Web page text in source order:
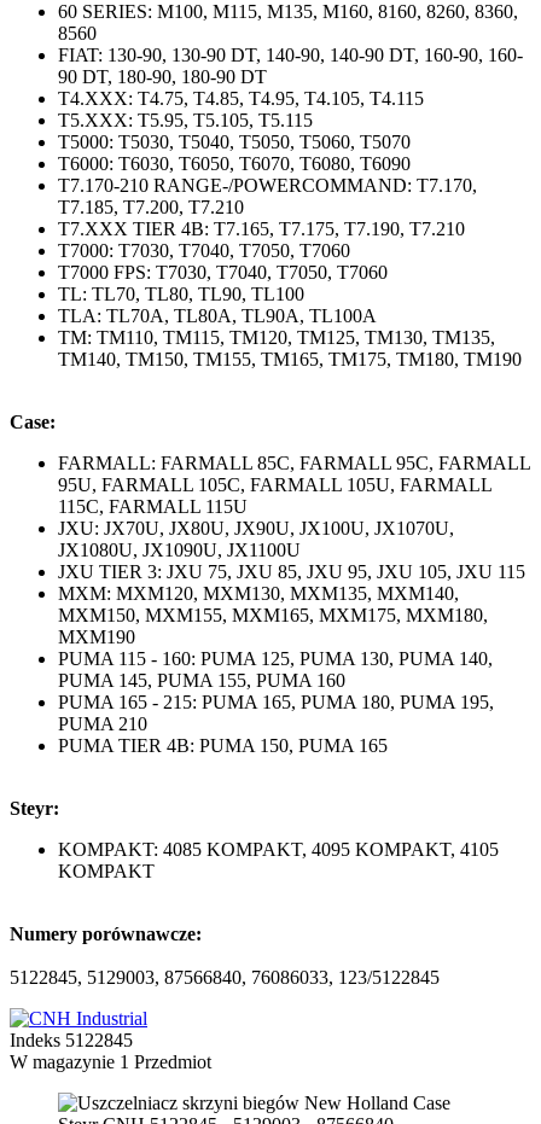
60 SERIES: M100, M115, M135, M160, 8160, 8260, 8360,
8560
FIAT: 130-90, 130-90 DT, 140-90, 140-90 DT, 160-90, 160-
90 DT, 180-90, 180-90 DT
T4.XXX: T4.75, T4.85, T4.95, T4.105, T4.115
T5.XXX: T5.95, T5.105, T5.115
T5000: T5030, T5040, T5050, T5060, T5070
T6000: T6030, T6050, T6070, T6080, T6090
T7.170-210 RANGE-/POWERCOMMAND: T7.170,
T7.185, T7.200, T7.210
T7.XXX TIER 4B: T7.165, T7.175, T7.190, T7.210
T7000: T7030, T7040, T7050, T7060
T7000 FPS: T7030, T7040, T7050, T7060
TL: TL70, TL80, TL90, TL100
TLA: TL70A, TL80A, TL90A, TL100A
TM: TM110, TM115, TM120, TM125, TM130, TM135,
TM140, TM150, TM155, TM165, TM175, TM180, TM190
Case:
FARMALL: FARMALL 85C, FARMALL 95C, FARMALL
95U, FARMALL 105C, FARMALL 105U, FARMALL
115C, FARMALL 115U
JXU: JX70U, JX80U, JX90U, JX100U, JX1070U,
JX1080U, JX1090U, JX1100U
JXU TIER 3: JXU 75, JXU 85, JXU 95, JXU 105, JXU 115
MXM: MXM120, MXM130, MXM135, MXM140,
MXM150, MXM155, MXM165, MXM175, MXM180,
MXM190
PUMA 115 - 160: PUMA 125, PUMA 130, PUMA 140,
PUMA 145, PUMA 155, PUMA 160
PUMA 165 - 215: PUMA 165, PUMA 180, PUMA 195,
PUMA 210
PUMA TIER 4B: PUMA 150, PUMA 165
Steyr:
KOMPAKT: 4085 KOMPAKT, 4095 KOMPAKT, 4105
KOMPAKT
Numery porównawcze:
5122845, 5129003, 87566840, 76086033, 123/5122845
Indeks 5122845
W magazynie 1 Przedmiot